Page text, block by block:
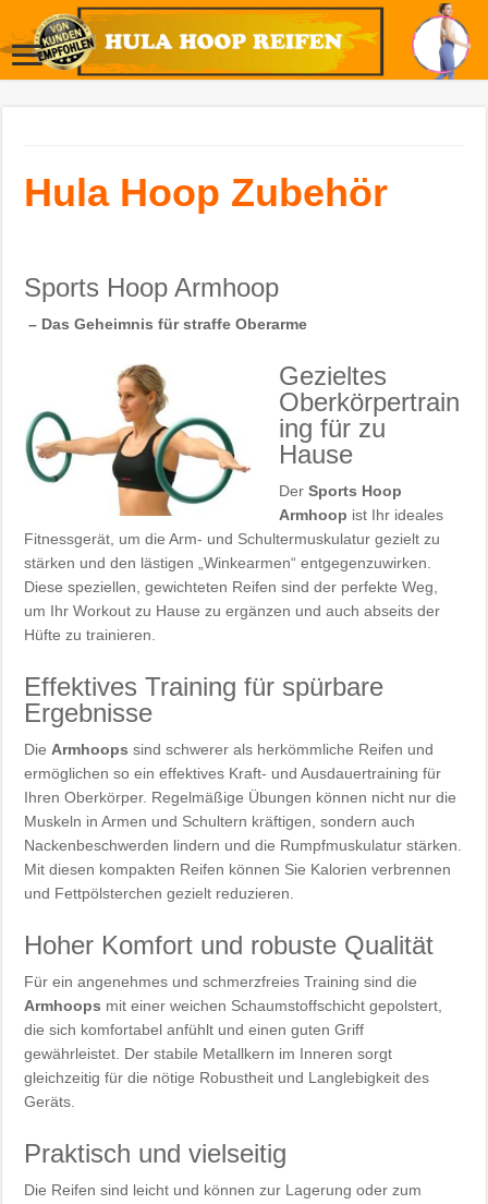
Hula Hoop Zubehör
Sports Hoop Armhoop
– Das Geheimnis für straffe Oberarme
Gezieltes
Oberkörpertrain
ing für zu
Hause
DerSports Hoop
Armhoop ist Ihr ideales
Fitnessgerät, um die Arm- und Schultermuskulatur gezielt zu
stärken und den lästigen „Winkearmen“ entgegenzuwirken.
Diese speziellen, gewichteten Reifen sind der perfekte Weg,
um Ihr Workout zu Hause zu ergänzen und auch abseits der
Hüfte zu trainieren.
Effektives Training für spürbare
Ergebnisse
DieArmhoops sind schwerer als herkömmliche Reifen und
ermöglichen so ein effektives Kraft- und Ausdauertraining für
Ihren Oberkörper. Regelmäßige Übungen können nicht nur die
Muskeln in Armen und Schultern kräftigen, sondern auch
Nackenbeschwerden lindern und die Rumpfmuskulatur stärken.
Mit diesen kompakten Reifen können Sie Kalorien verbrennen
und Fettpölsterchen gezielt reduzieren.
Hoher Komfort und robuste Qualität
Für ein angenehmes und schmerzfreies Training sind die
Armhoops mit einer weichen Schaumstoffschicht gepolstert,
die sich komfortabel anfühlt und einen guten Griff
gewährleistet. Der stabile Metallkern im Inneren sorgt
gleichzeitig für die nötige Robustheit und Langlebigkeit des
Geräts.
Praktisch und vielseitig
Die Reifen sind leicht und können zur Lagerung oder zum